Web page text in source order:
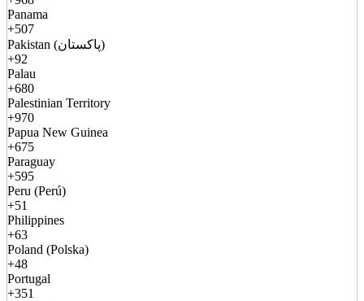
Panama
+507
Pakistan (پاکستان)
+92
Palau
+680
Palestinian Territory
+970
Papua New Guinea
+675
Paraguay
+595
Peru (Perú)
+51
Philippines
+63
Poland (Polska)
+48
Portugal
+351